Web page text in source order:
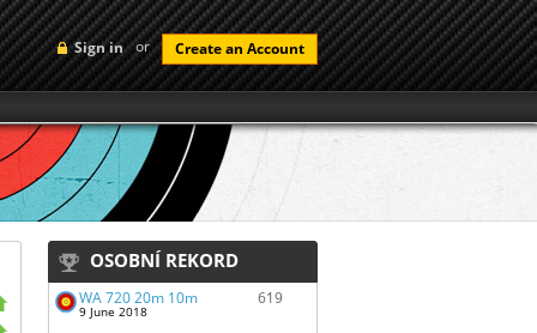
Sign in or Create an Account
OSOBNÍ REKORD
WA 720 20m 10m
9 June 2018
619